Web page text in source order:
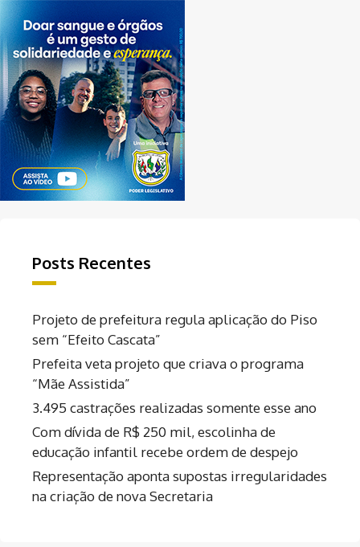
Posts Recentes
Projeto de prefeitura regula aplicação do Piso
sem “Efeito Cascata”
Prefeita veta projeto que criava o programa
“Mãe Assistida”
3.495 castrações realizadas somente esse ano
Com dívida de R$ 250 mil, escolinha de
educação infantil recebe ordem de despejo
Representação aponta supostas irregularidades
na criação de nova Secretaria